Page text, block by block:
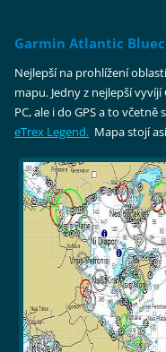
Garmin Atlantic
Nejlepší na prohlížení
mapu. Jedny z nejlepší
PC, ale i do GPS a to
eTrex Legend. Mapa stojí